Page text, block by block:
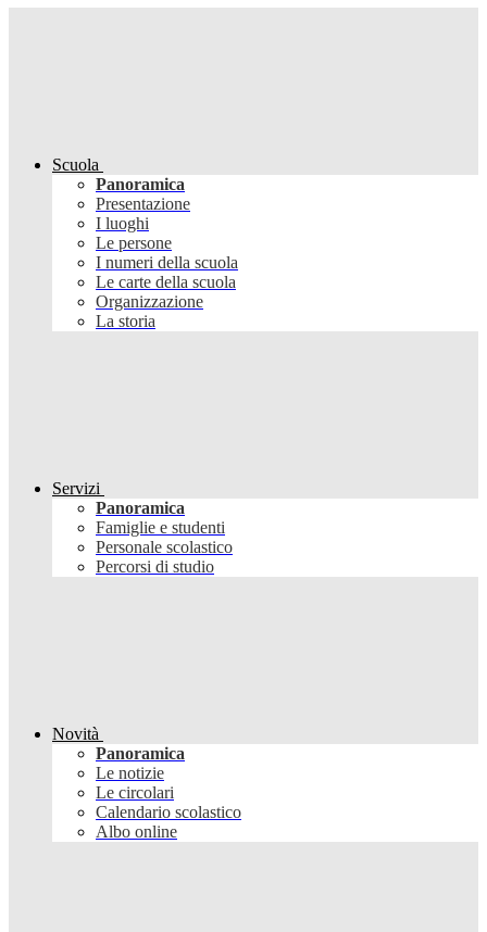
Scuola
Panoramica
Presentazione
I luoghi
Le persone
I numeri della scuola
Le carte della scuola
Organizzazione
La storia
Servizi
Panoramica
Famiglie e studenti
Personale scolastico
Percorsi di studio
Novità
Panoramica
Le notizie
Le circolari
Calendario scolastico
Albo online